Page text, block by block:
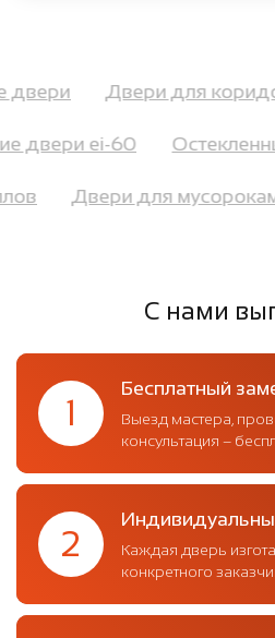
двери Двери для
двери ei-60
Двери для
С нами
1
Бесплатный
Выезд мастера,
консультация –
2
Каждая дверь
конкретного